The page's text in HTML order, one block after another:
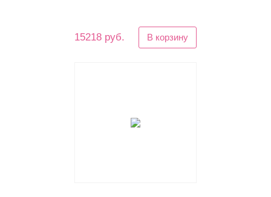
15218 руб. В корзину